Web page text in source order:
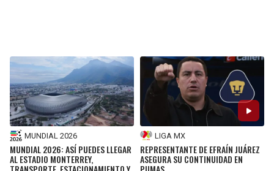
MUNDIAL 2026
MUNDIAL 2026: ASÍ PUEDES LLEGAR
AL ESTADIO MONTERREY,
LIGA MX
REPRESENTANTE DE EFRAÍN JUÁREZ
ASEGURA SU CONTINUIDAD EN